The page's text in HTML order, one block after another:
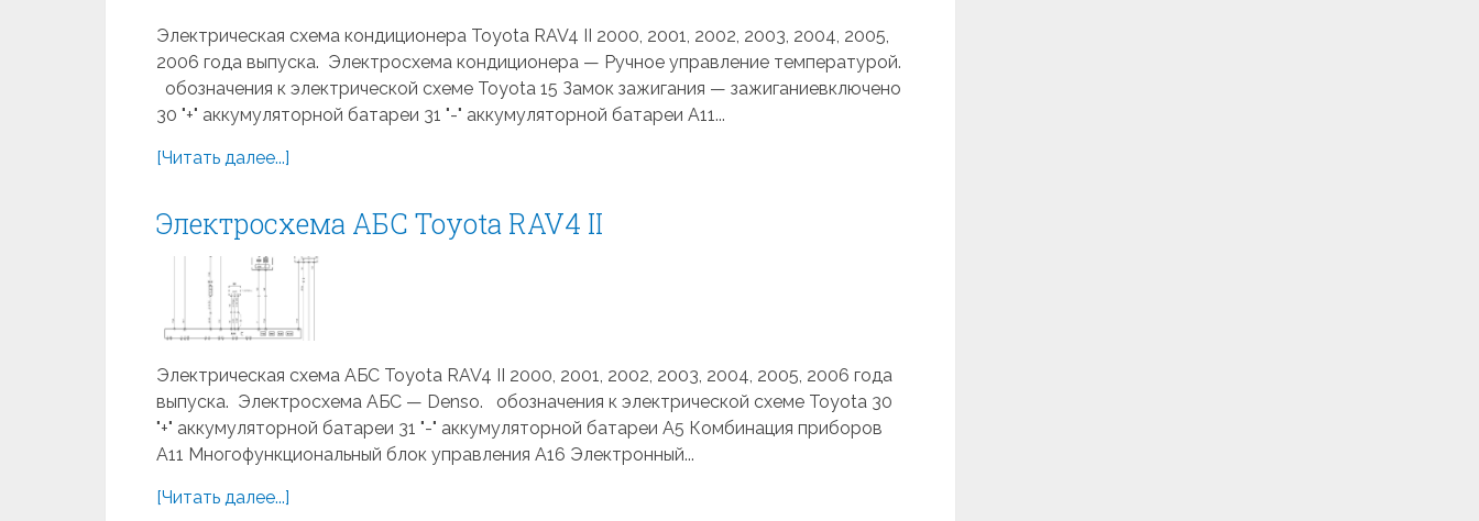
Электрическая схема кондиционера Toyota RAV4 II 2000, 2001, 2002, 2003, 2004, 2005,
2006 года выпуска. Электросхема кондиционера — Ручное управление температурой.
обозначения к электрической схеме Toyota 15 Замок зажигания — зажиганиевключено
30 "+" аккумуляторной батареи 31 "-" аккумуляторной батареи A11...
[Читать далее...]
Электросхема АБС Toyota RAV4 II
Электрическая схема АБС Toyota RAV4 II 2000, 2001, 2002, 2003, 2004, 2005, 2006 года
выпуска. Электросхема АБС — Denso. обозначения к электрической схеме Toyota 30
"+" аккумуляторной батареи 31 "-" аккумуляторной батареи A5 Комбинация приборов
A11 Многофункциональный блок управления A16 Электронный...
[Читать далее...]